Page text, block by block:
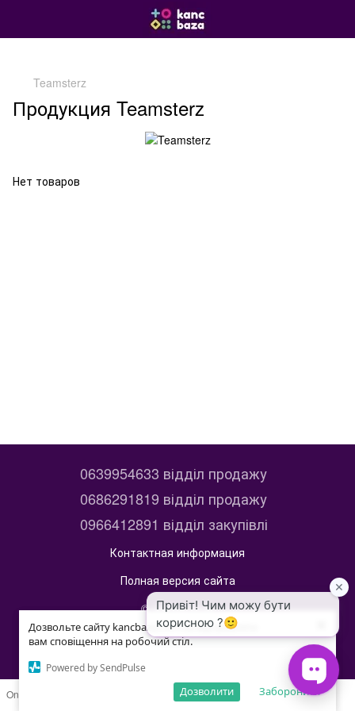
Дозвольте сайту kancbaza.com.ua відправляти
вам сповіщення на робочий стіл.
Powered by SendPulse
Заборонити
Дозволити
Дозвольте сайту kancbaza.com.ua відправляти
вам сповіщення на робочий стіл.
Powered by SendPulse
Заборонити
Дозволити
Teamsterz
Продукция Teamsterz
Нет товаров
0639954633 відділ продажу
0686291819 відділ продажу
0966412891 відділ закупівлі
Контактная информация
Полная версия сайта
© 2014—2026
kancbaza
Укр Рус
Online store built with Horoshop